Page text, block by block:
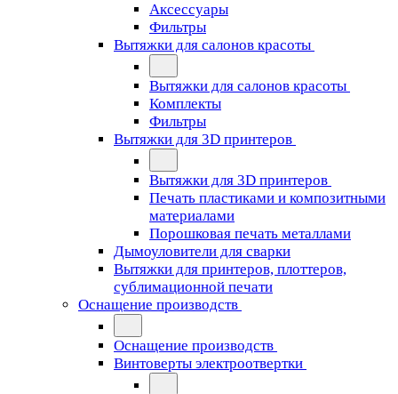
Аксессуары
Фильтры
Вытяжки для салонов красоты
Вытяжки для салонов красоты
Комплекты
Фильтры
Вытяжки для 3D принтеров
Вытяжки для 3D принтеров
Печать пластиками и композитными
материалами
Порошковая печать металлами
Дымоуловители для сварки
Вытяжки для принтеров, плоттеров,
сублимационной печати
Оснащение производств
Оснащение производств
Винтоверты электроотвертки